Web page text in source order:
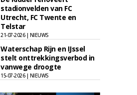
stadionvelden van FC
Utrecht, FC Twente en
Telstar
21-07-2026 | NIEUWS
Waterschap Rijn en IJssel
stelt onttrekkingsverbod in
vanwege droogte
15-07-2026 | NIEUWS